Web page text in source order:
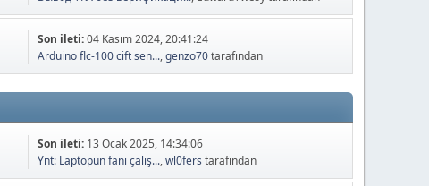
Son ileti:04 Kasım 2024, 20:41:24
Arduino flc-100 cift sen...,genzo70tarafından
Son ileti: 13 Ocak 2025, 14:34:06
Ynt: Laptopun fanı çalış...,wl0fers tarafından